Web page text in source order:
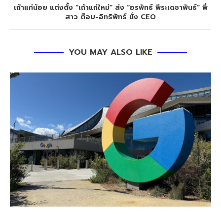
เถ้าแก่น้อย แต่งตั้ง “เถ้าแก่ใหม่” ส่ง “อรพัทธ์ พีระเดชาพันธ์” พี่
สาว ต๊อบ-อิทธิพัทธ์ นั่ง CEO
YOU MAY ALSO LIKE